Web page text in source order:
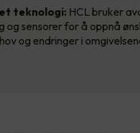
teknologi: HCL bruker
og sensorer for å oppnå
og endringer i